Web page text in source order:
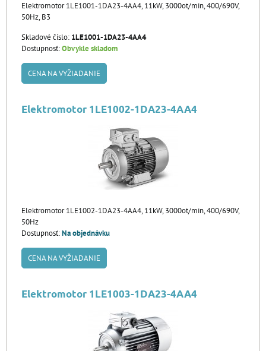
Elektromotor 1LE1001-1DA23-4AA4, 11kW, 3000ot/min, 400/690V,
50Hz, B3
Skladové číslo: 1LE1001-1DA23-4AA4
Dostupnosť:Obvykle skladom
CENA NA VYŽIADANIE
Elektromotor 1LE1002-1DA23-4AA4
Elektromotor 1LE1002-1DA23-4AA4, 11kW, 3000ot/min, 400/690V,
50Hz
Dostupnosť:Na objednávku
CENA NA VYŽIADANIE
Elektromotor 1LE1003-1DA23-4AA4